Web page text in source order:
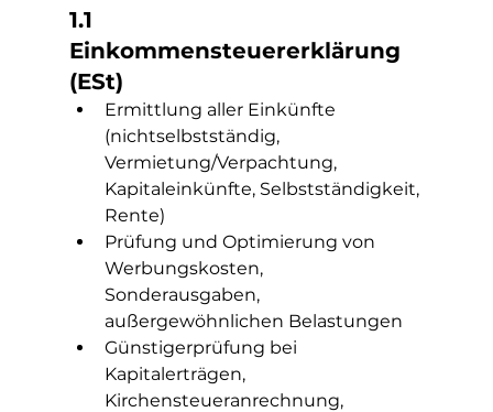
1.1
Einkommensteuererklärung
(ESt)
Ermittlung aller Einkünfte
(nichtselbstständig,
Vermietung/Verpachtung,
Kapitaleinkünfte, Selbstständigkeit,
Rente)
Prüfung und Optimierung von
Werbungskosten,
Sonderausgaben,
außergewöhnlichen Belastungen
Günstigerprüfung bei
Kapitalerträgen,
Kirchensteueranrechnung,